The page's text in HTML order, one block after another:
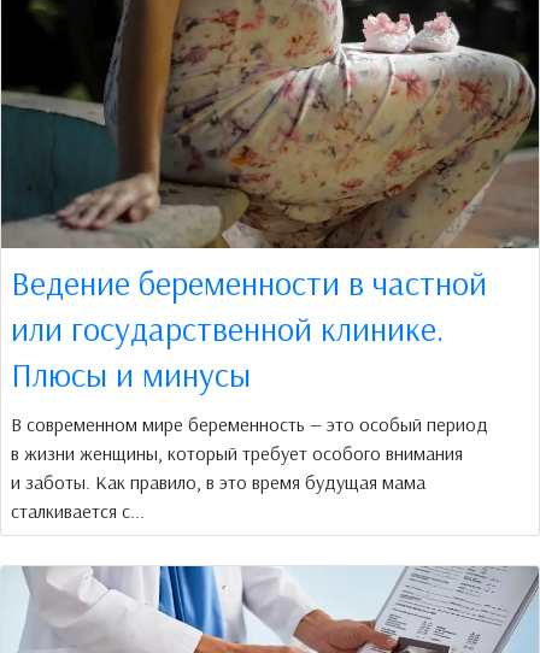
Ведение беременности в частной
или государственной клинике.
Плюсы и минусы
В современном мире беременность — это особый период
в жизни женщины, который требует особого внимания
и заботы. Как правило, в это время будущая мама
сталкивается с...